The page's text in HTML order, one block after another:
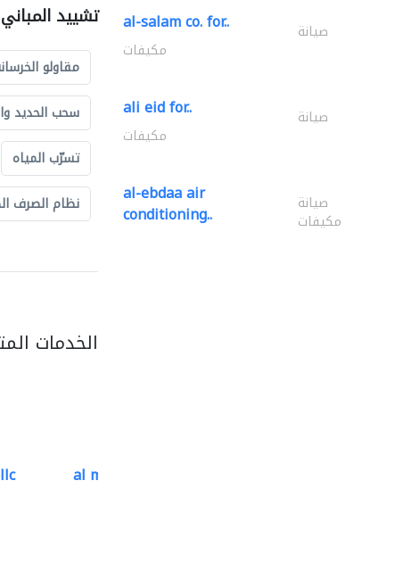
تشييد
مقاولو
سحب الحديد
تسرّب المياه
نظام الصرف
الخدمات
al mutathawer insulation..
al-salam co. for.. صيانة
مكيفات
ali eid for.. صيانة
مكيفات
al-ebdaa air
conditioning.. صيانة
مكيفات